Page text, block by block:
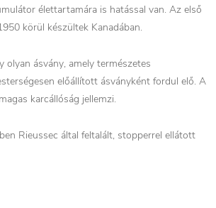
élettartamára is hatással van. Az első
körül készültek Kanadában.
olyan ásvány, amely természetes
előállított ásványként fordul elő. A
karcállóság jellemzi.
Rieussec által feltalált, stopperrel ellátott